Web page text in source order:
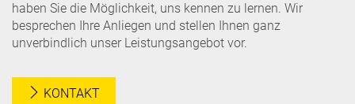
haben Sie die Möglichkeit, uns kennen zu lernen. Wir
besprechen Ihre Anliegen und stellen Ihnen ganz
unverbindlich unser Leistungsangebot vor.
KONTAKT